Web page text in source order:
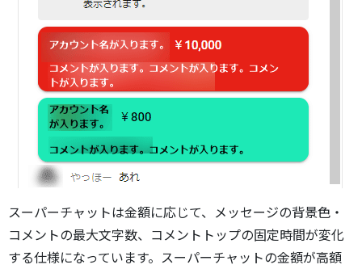
スーパーチャットは金額に応じて、メッセージの背景色・
コメントの最大文字数、コメントトップの固定時間が変化
する仕様になっています。スーパーチャットの金額が高額